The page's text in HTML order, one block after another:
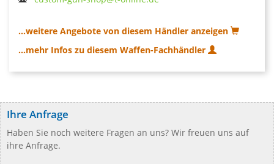
...weitere Angebote von diesem Händler anzeigen
...mehr Infos zu diesem Waffen-Fachhändler
Ihre Anfrage
Haben Sie noch weitere Fragen an uns? Wir freuen uns auf
ihre Anfrage.